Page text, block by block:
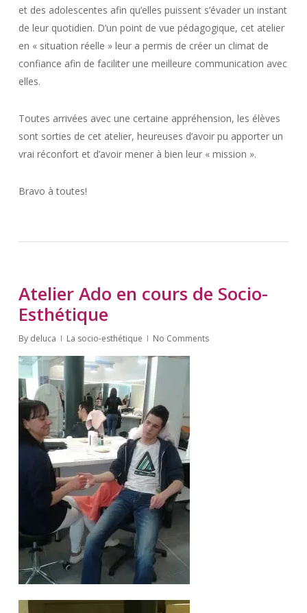
et des adolescentes afin qu’elles puissent s’évader un instant
de leur quotidien. D’un point de vue pédagogique, cet atelier
en « situation réelle » leur a permis de créer un climat de
confiance afin de faciliter une meilleure communication avec
elles.
Toutes arrivées avec une certaine appréhension, les élèves
sont sorties de cet atelier, heureuses d’avoir pu apporter un
vrai réconfort et d’avoir mener à bien leur « mission ».
Bravo à toutes!
Atelier Ado en cours de Socio-
Esthétique
By deluca La socio-esthétique No Comments